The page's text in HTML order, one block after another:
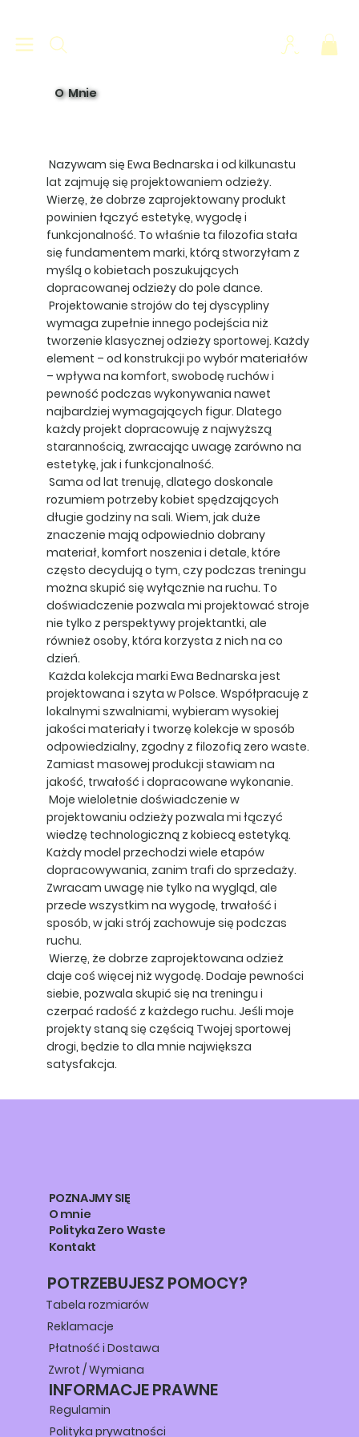
Nazywam się Ewa Bednarska i od kilkunastu
lat zajmuję się projektowaniem odzieży.
Wierzę, że dobrze zaprojektowany produkt
powinien łączyć estetykę, wygodę i
funkcjonalność. To właśnie ta filozofia stała
się fundamentem marki, którą stworzyłam z
myślą o kobietach poszukujących
dopracowanej odzieży do pole dance.
Projektowanie strojów do tej dyscypliny
wymaga zupełnie innego podejścia niż
tworzenie klasycznej odzieży sportowej. Każdy
element – od konstrukcji po wybór materiałów
– wpływa na komfort, swobodę ruchów i
pewność podczas wykonywania nawet
najbardziej wymagających figur. Dlatego
każdy projekt dopracowuję z najwyższą
starannością, zwracając uwagę zarówno na
estetykę, jak i funkcjonalność.
Sama od lat trenuję, dlatego doskonale
rozumiem potrzeby kobiet spędzających
długie godziny na sali. Wiem, jak duże
znaczenie mają odpowiednio dobrany
materiał, komfort noszenia i detale, które
często decydują o tym, czy podczas treningu
można skupić się wyłącznie na ruchu. To
doświadczenie pozwala mi projektować stroje
nie tylko z perspektywy projektantki, ale
również osoby, która korzysta z nich na co
dzień.
Każda kolekcja marki Ewa Bednarska jest
projektowana i szyta w Polsce. Współpracuję z
lokalnymi szwalniami, wybieram wysokiej
jakości materiały i tworzę kolekcje w sposób
odpowiedzialny, zgodny z filozofią zero waste.
Zamiast masowej produkcji stawiam na
jakość, trwałość i dopracowane wykonanie.
Moje wieloletnie doświadczenie w
projektowaniu odzieży pozwala mi łączyć
wiedzę technologiczną z kobiecą estetyką.
Każdy model przechodzi wiele etapów
dopracowywania, zanim trafi do sprzedaży.
Zwracam uwagę nie tylko na wygląd, ale
przede wszystkim na wygodę, trwałość i
sposób, w jaki strój zachowuje się podczas
ruchu.
Wierzę, że dobrze zaprojektowana odzież
daje coś więcej niż wygodę. Dodaje pewności
siebie, pozwala skupić się na treningu i
czerpać radość z każdego ruchu. Jeśli moje
projekty staną się częścią Twojej sportowej
drogi, będzie to dla mnie największa
satysfakcja.
O Mnie
INFORMACJE PRAWNE
Regulamin
Polityka prywatności
POTRZEBUJESZ POMOCY?
Tabela rozmiarów
Reklamacje
Płatność i Dostawa
Zwrot / Wymiana
POZNAJMY SIĘ
O mnie
Polityka Zero Waste
Kontakt